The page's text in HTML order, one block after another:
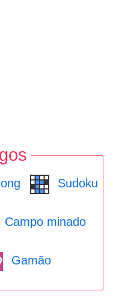
Sudoku
Campo minado
Gamão